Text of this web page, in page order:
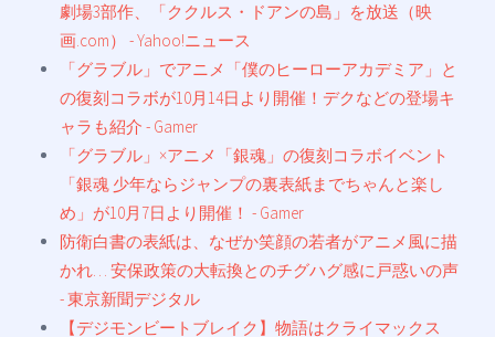
劇場3部作、「ククルス・ドアンの島」を放送（映
画.com） - Yahoo!ニュース
「グラブル」でアニメ「僕のヒーローアカデミア」と
の復刻コラボが10月14日より開催！デクなどの登場キ
ャラも紹介 - Gamer
「グラブル」×アニメ「銀魂」の復刻コラボイベント
「銀魂 少年ならジャンプの裏表紙までちゃんと楽し
め」が10月7日より開催！ - Gamer
防衛白書の表紙は、なぜか笑顔の若者がアニメ風に描
かれ… 安保政策の大転換とのチグハグ感に戸惑いの声
- 東京新聞デジタル
【デジモンビートブレイク】物語はクライマックス